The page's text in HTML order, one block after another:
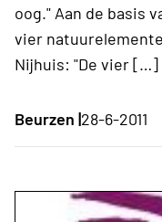
oog." Aan de basis
vier
Nijhuis: "De vier […]
Beurzen |28-6-2011